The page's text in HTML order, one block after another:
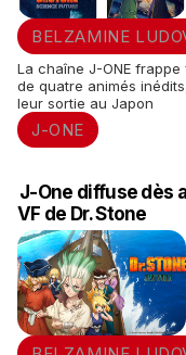
BELZAMINE
La chaîne J-ONE
de quatre animés
leur sortie au Japon
J-ONE
J-One diffuse dès
VF de Dr. Stone